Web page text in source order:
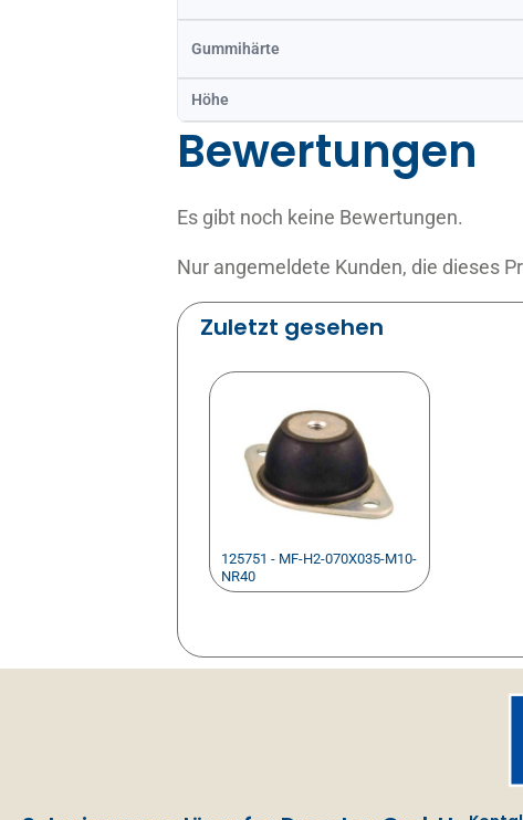
Gummihärte
Höhe
Bewertungen
Es gibt noch keine Bewertungen.
Nur angemeldete Kunden, die dieses
Zuletzt gesehen
125751 - MF-H2-070X035-M10-
NR40